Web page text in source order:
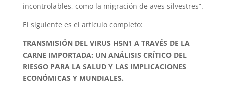
incontrolables, como la migración de aves silvestres”.
El siguiente es el artículo completo:
TRANSMISIÓN DEL VIRUS H5N1 A TRAVÉS DE LA
CARNE IMPORTADA: UN ANÁLISIS CRÍTICO DEL
RIESGO PARA LA SALUD Y LAS IMPLICACIONES
ECONÓMICAS Y MUNDIALES.